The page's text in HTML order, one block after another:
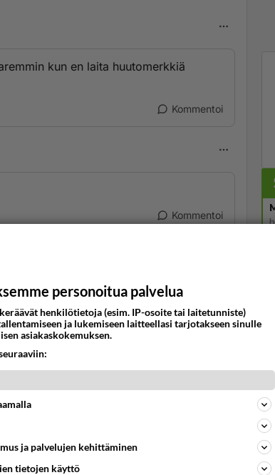
kun en laita huutomerkkiä
Kommentoi
Kommentoi
vieressä!!!
Kommentoi
ylös
personoitua palvelua
keräävät henkilötietoja (esim. IP-osoite tai laitetunniste)
ja lukemiseen laitteellasi tarjotakseen sinulle
asiakaskokemuksen.
ja palvelujen kehittäminen
tietojen käyttö